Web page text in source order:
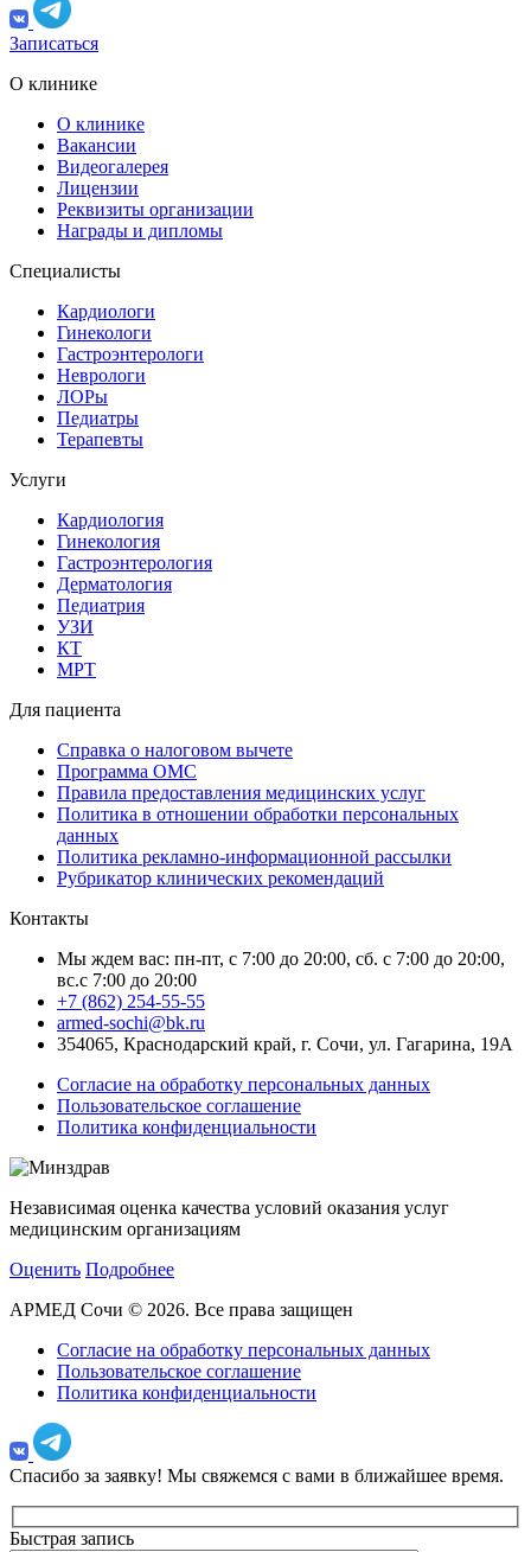
Записаться
О клинике
О клинике
Вакансии
Видеогалерея
Лицензии
Реквизиты организации
Награды и дипломы
Специалисты
Кардиологи
Гинекологи
Гастроэнтерологи
Неврологи
ЛОРы
Педиатры
Терапевты
Услуги
Кардиология
Гинекология
Гастроэнтерология
Дерматология
Педиатрия
УЗИ
КТ
МРТ
Для пациента
Справка о налоговом вычете
Программа ОМС
Правила предоставления медицинских услуг
Политика в отношении обработки персональных
данных
Политика рекламно-информационной рассылки
Рубрикатор клинических рекомендаций
Контакты
Мы ждем вас: пн-пт, с 7:00 до 20:00, сб. с 7:00 до 20:00,
вс.с 7:00 до 20:00
+7 (862) 254-55-55
armed-sochi@bk.ru
354065, Краснодарский край, г. Сочи, ул. Гагарина, 19А
Согласие на обработку персональных данных
Пользовательское соглашение
Политика конфиденциальности
Независимая оценка качества условий оказания услуг
медицинским организациям
Оценить Подробнее
АРМЕД Сочи © 2026. Все права защищен
Согласие на обработку персональных данных
Пользовательское соглашение
Политика конфиденциальности
Спасибо за заявку! Мы свяжемся с вами в ближайшее время.
Быстрая запись